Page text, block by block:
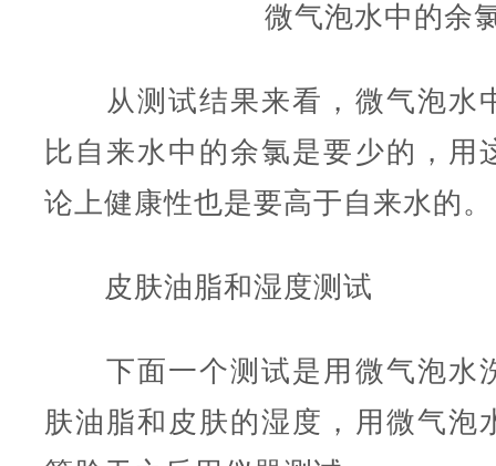
微气泡水中的余
从测试结果来看，微气泡水
比自来水中的余氯是要少的，用
论上健康性也是要高于自来水的。
皮肤油脂和湿度测试
下面一个测试是用微气泡水
肤油脂和皮肤的湿度，用微气泡